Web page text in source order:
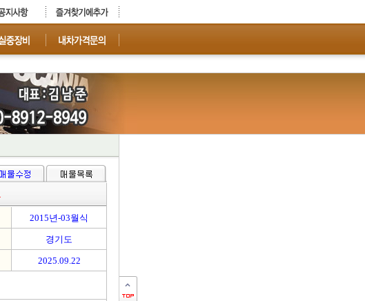
2015년-03월식
경기도
2025.09.22